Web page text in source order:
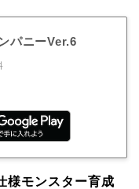
パニーVer.6
様モンスター育成